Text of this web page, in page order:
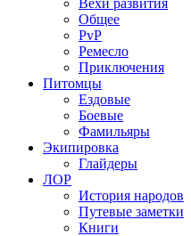
Вехи развития
Общее
PvP
Ремесло
Приключения
Питомцы
Ездовые
Боевые
Фамильяры
Экипировка
Глайдеры
ЛОР
История народов
Путевые заметки
Книги